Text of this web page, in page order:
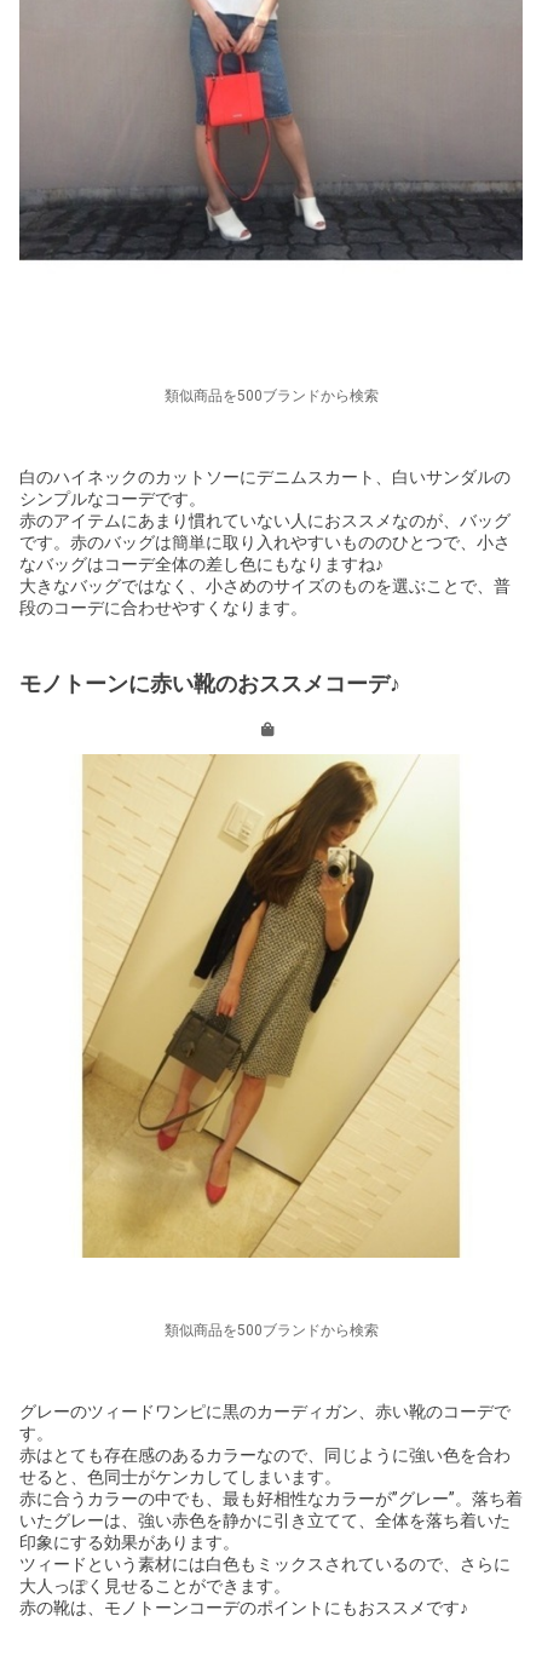
類似商品を500ブランドから検索
白のハイネックのカットソーにデニムスカート、白いサンダルの
シンプルなコーデです。
赤のアイテムにあまり慣れていない人におススメなのが、バッグ
です。赤のバッグは簡単に取り入れやすいもののひとつで、小さ
なバッグはコーデ全体の差し色にもなりますね♪
大きなバッグではなく、小さめのサイズのものを選ぶことで、普
段のコーデに合わせやすくなります。
モノトーンに赤い靴のおススメコーデ♪
類似商品を500ブランドから検索
グレーのツィードワンピに黒のカーディガン、赤い靴のコーデで
す。
赤はとても存在感のあるカラーなので、同じように強い色を合わ
せると、色同士がケンカしてしまいます。
赤に合うカラーの中でも、最も好相性なカラーが”グレー”。落ち着
いたグレーは、強い赤色を静かに引き立てて、全体を落ち着いた
印象にする効果があります。
ツィードという素材には白色もミックスされているので、さらに
大人っぽく見せることができます。
赤の靴は、モノトーンコーデのポイントにもおススメです♪